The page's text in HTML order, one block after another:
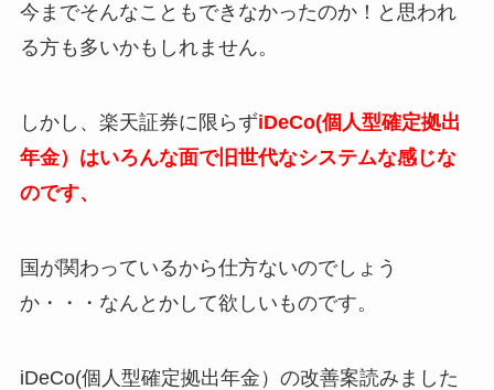
今までそんなこともできなかったのか！と思われ
る方も多いかもしれません。
しかし、楽天証券に限らずiDeCo(個人型確定拠出
年金） はいろんな面で旧世代なシステムな感じな
のです、
国が関わっているから仕方ないのでしょう
か・・・なんとかして欲しいものです。
iDeCo(個人型確定拠出年金）の改善案読みました